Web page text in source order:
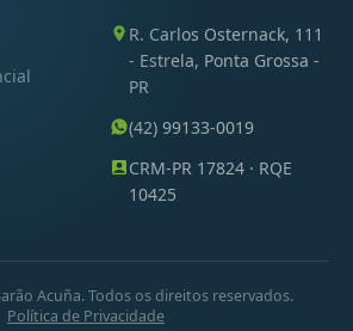
R. Carlos Osternack, 111
- Estrela, Ponta Grossa -
PR
(42) 99133-0019
CRM-PR 17824 · RQE
10425
Acuña. Todos os direitos reservados.
Política de Privacidade